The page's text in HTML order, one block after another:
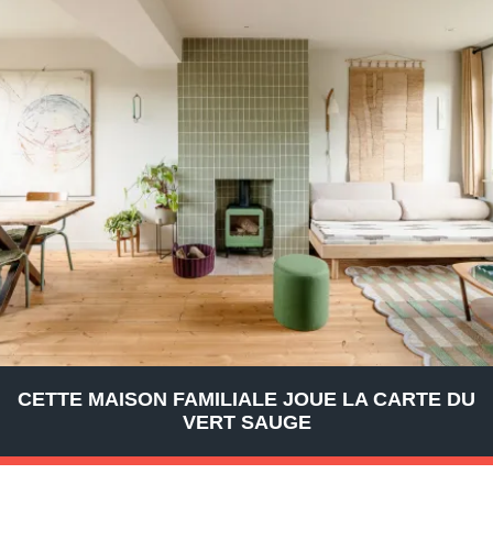
CETTE MAISON FAMILIALE JOUE LA CARTE DU
VERT SAUGE